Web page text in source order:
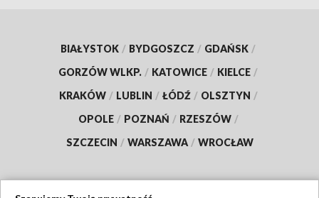
BIAŁYSTOK / BYDGOSZCZ / GDAŃSK /
GORZÓW WLKP. / KATOWICE / KIELCE /
KRAKÓW / LUBLIN / ŁÓDŹ / OLSZTYN /
OPOLE / POZNAŃ / RZESZÓW /
SZCZECIN / WARSZAWA / WROCŁAW